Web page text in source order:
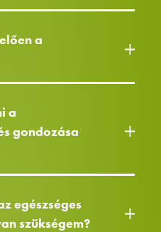
a
a
gondozása
egészséges
szükségem?